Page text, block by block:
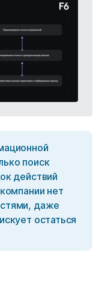
поиск
действий
нет
даже
остаться